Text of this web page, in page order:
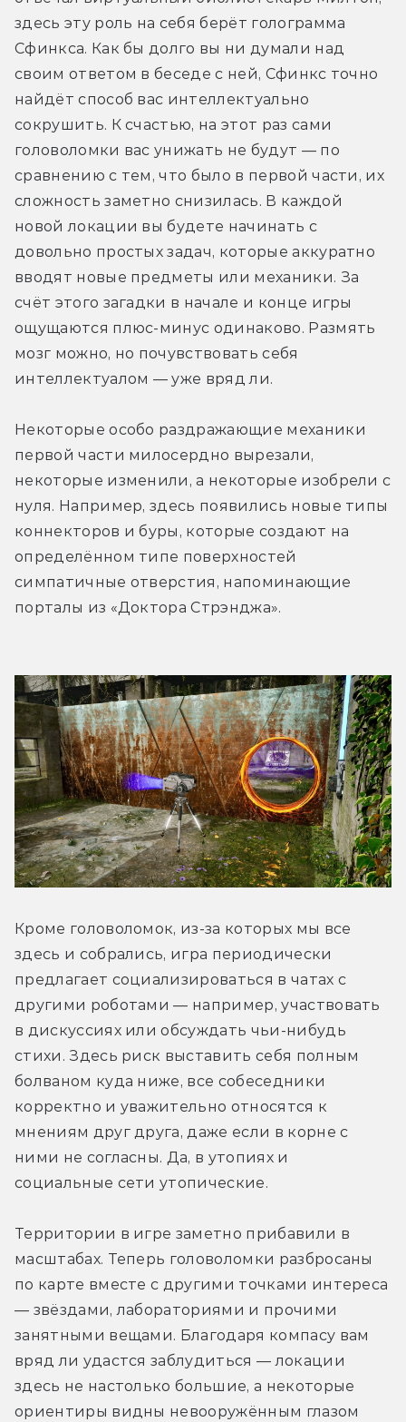
здесь эту роль на себя берёт голограмма
Сфинкса. Как бы долго вы ни думали над
своим ответом в беседе с ней, Сфинкс точно
найдёт способ вас интеллектуально
сокрушить. К счастью, на этот раз сами
головоломки вас унижать не будут — по
сравнению с тем, что было в первой части, их
сложность заметно снизилась. В каждой
новой локации вы будете начинать с
довольно простых задач, которые аккуратно
вводят новые предметы или механики. За
счёт этого загадки в начале и конце игры
ощущаются плюс-минус одинаково. Размять
мозг можно, но почувствовать себя
интеллектуалом — уже вряд ли.
Некоторые особо раздражающие механики
первой части милосердно вырезали,
некоторые изменили, а некоторые изобрели с
нуля. Например, здесь появились новые типы
коннекторов и буры, которые создают на
определённом типе поверхностей
симпатичные отверстия, напоминающие
порталы из «Доктора Стрэнджа».
Кроме головоломок, из-за которых мы все
здесь и собрались, игра периодически
предлагает социализироваться в чатах с
другими роботами — например, участвовать
в дискуссиях или обсуждать чьи-нибудь
стихи. Здесь риск выставить себя полным
болваном куда ниже, все собеседники
корректно и уважительно относятся к
мнениям друг друга, даже если в корне с
ними не согласны. Да, в утопиях и
социальные сети утопические.
Территории в игре заметно прибавили в
масштабах. Теперь головоломки разбросаны
по карте вместе с другими точками интереса
— звёздами, лабораториями и прочими
занятными вещами. Благодаря компасу вам
вряд ли удастся заблудиться — локации
здесь не настолько большие, а некоторые
ориентиры видны невооружённым глазом